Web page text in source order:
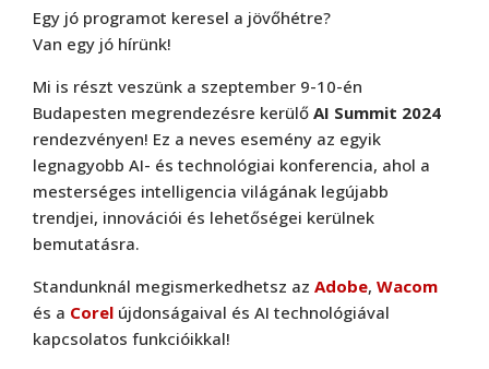
Egy jó programot keresel a jövőhétre?
Van egy jó hírünk!
Mi is részt veszünk a szeptember 9-10-én
Budapesten megrendezésre kerülő AI Summit 2024
rendezvényen! Ez a neves esemény az egyik
legnagyobb AI- és technológiai konferencia, ahol a
mesterséges intelligencia világának legújabb
trendjei, innovációi és lehetőségei kerülnek
bemutatásra.
Standunknál megismerkedhetsz az Adobe, Wacom
és a Corel újdonságaival és AI technológiával
kapcsolatos funkcióikkal!